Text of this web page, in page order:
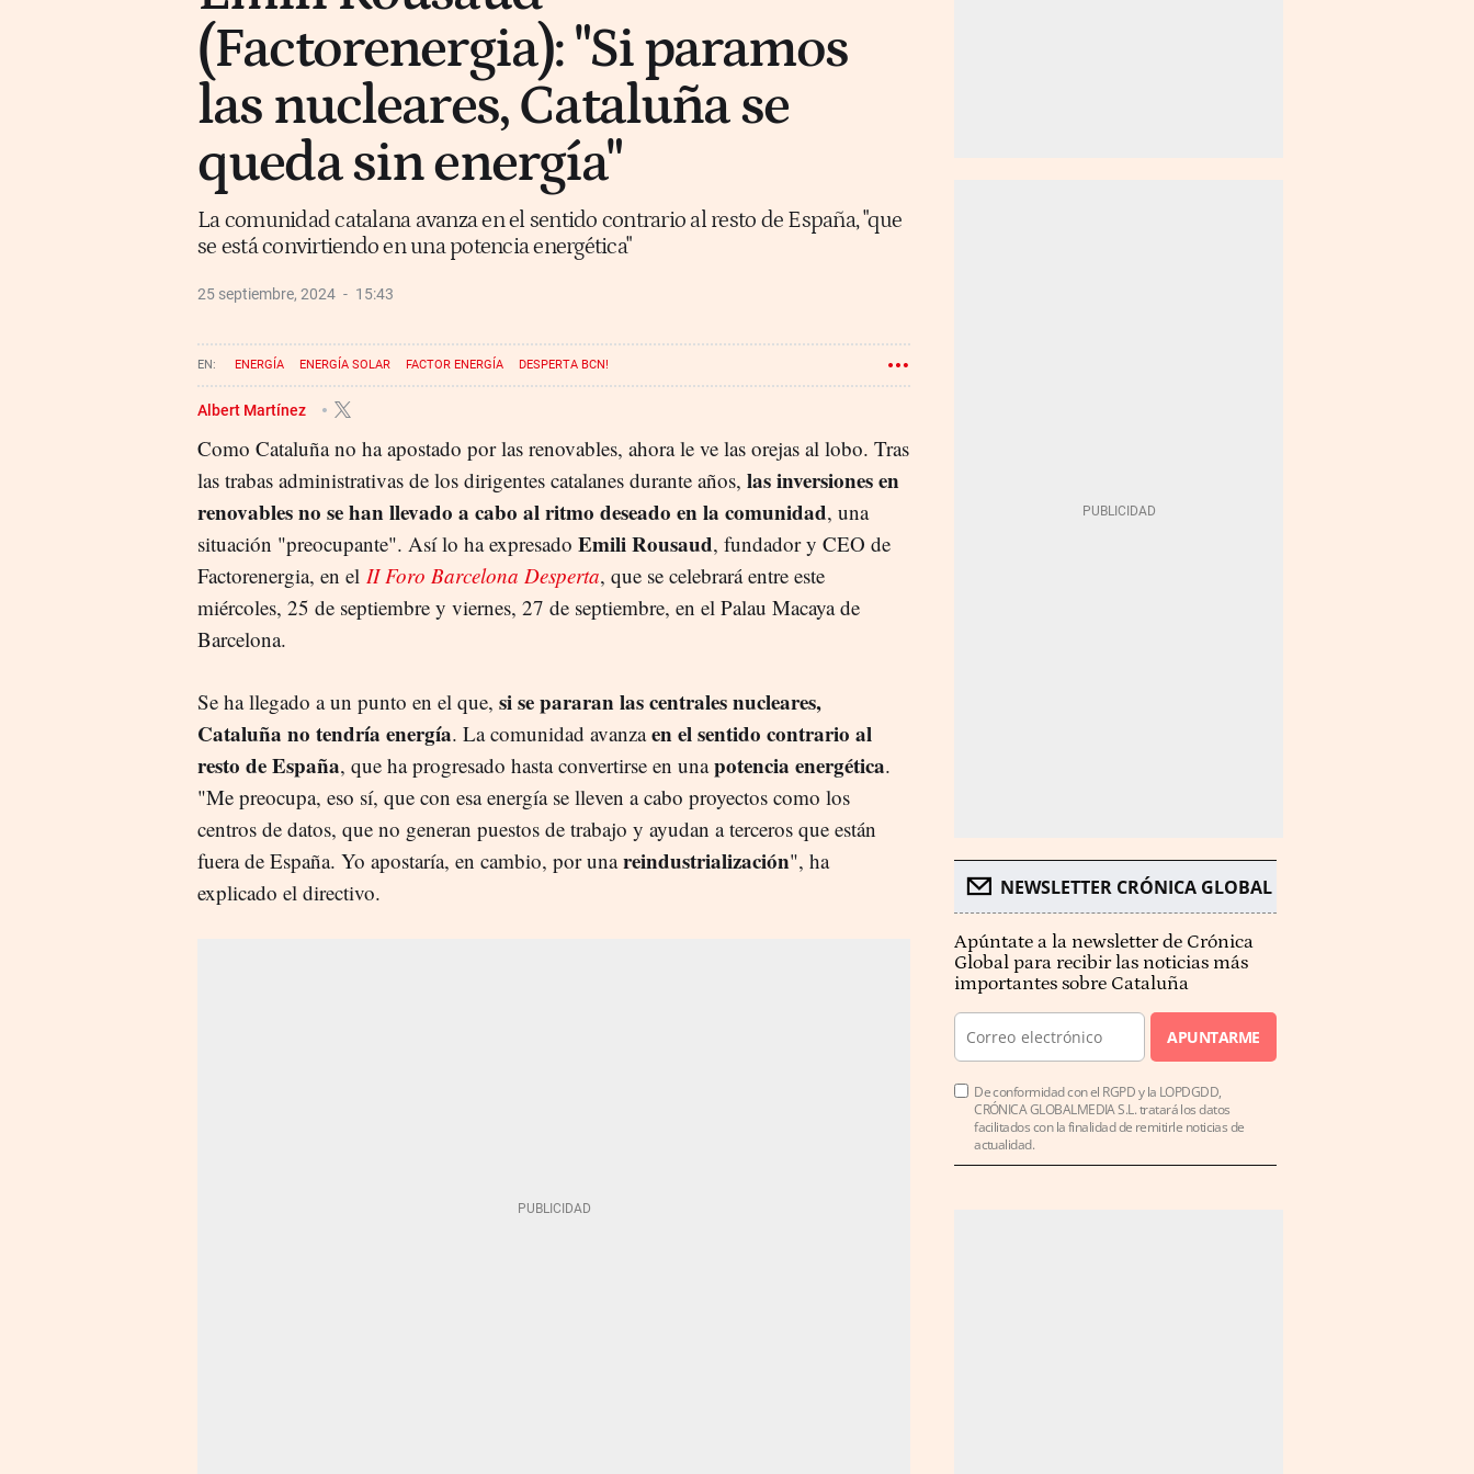
(Factorenergia): "Si paramos
las nucleares, Cataluña se
queda sin energía"
La comunidad catalana avanza en el sentido contrario al resto de España, "que
se está convirtiendo en una potencia energética"
25 septiembre, 2024 15:43
ENERGÍA ENERGÍA SOLAR FACTOR ENERGÍA DESPERTA BCN!
Albert Martínez
Como Cataluña no ha apostado por las renovables, ahora le ve las orejas al lobo. Tras
las trabas administrativas de los dirigentes catalanes durante años, las inversiones en
renovables no se han llevado a cabo al ritmo deseado en la comunidad, una
situación "preocupante". Así lo ha expresado Emili Rousaud, fundador y CEO de
Factorenergia, en el II Foro Barcelona Desperta, que se celebrará entre este
miércoles, 25 de septiembre y viernes, 27 de septiembre, en el Palau Macaya de
Barcelona.
Se ha llegado a un punto en el que, si se pararan las centrales nucleares,
Cataluña no tendría energía. La comunidad avanzaen el sentido contrario al
resto de España, que ha progresado hasta convertirse en unapotencia energética.
"Me preocupa, eso sí, que con esa energía se lleven a cabo proyectos como los
centros de datos, que no generan puestos de trabajo y ayudan a terceros que están
fuera de España. Yo apostaría, en cambio, por unareindustrialización", ha
explicado el directivo.
NEWSLETTER CRÓNICA GLOBAL
Apúntate a la newsletter de Crónica
Global para recibir las noticias más
importantes sobre Cataluña
APUNTARME
De conformidad con el RGPD y la LOPDGDD,
CRÓNICA GLOBALMEDIA S.L. tratará los datos
facilitados con la finalidad de remitirle noticias de
actualidad.